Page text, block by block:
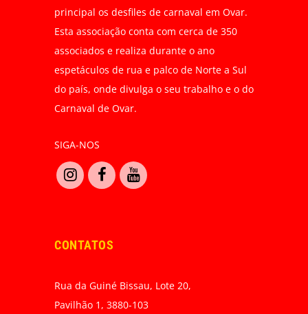
principal os desfiles de carnaval em Ovar.
Esta associação conta com cerca de 350
associados e realiza durante o ano
espetáculos de rua e palco de Norte a Sul
do país, onde divulga o seu trabalho e o do
Carnaval de Ovar.
SIGA-NOS
CONTATOS
Rua da Guiné Bissau, Lote 20,
Pavilhão 1, 3880-103